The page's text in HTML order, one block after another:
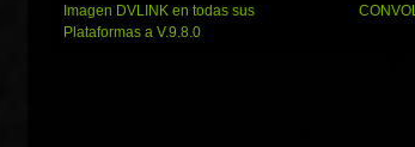
de
entradas
Imagen DVLINK en todas sus
Plataformas a V.9.8.0